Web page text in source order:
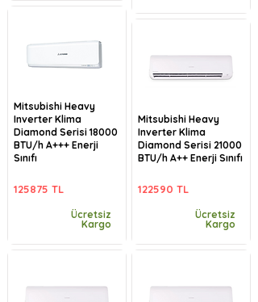
Mitsubishi Heavy
Inverter Klima
Diamond Serisi 18000
BTU/h A+++ Enerji
Sınıfı
125875 TL
Ücretsiz
Kargo
Mitsubishi Heavy
Inverter Klima
Diamond Serisi 21000
BTU/h A++ Enerji Sınıfı
122590 TL
Ücretsiz
Kargo